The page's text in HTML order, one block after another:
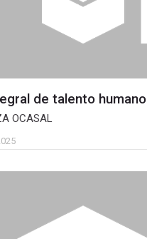
de talento humano
OCASAL